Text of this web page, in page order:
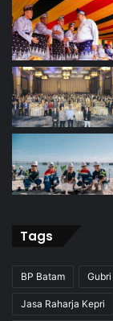
Tags
BP Batam Gubri
Jasa Raharja Kepri